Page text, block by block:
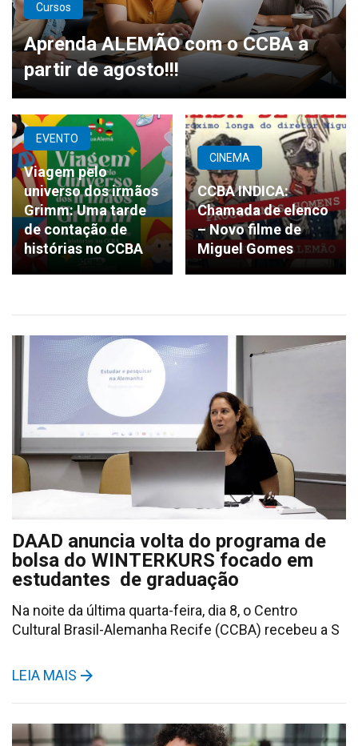
Cursos
Aprenda ALEMÃO com o CCBA a
partir de agosto!!!
EVENTO
Viagem pelo
universo dos irmãos
Grimm: Uma tarde
de contação de
histórias no CCBA
CINEMA
CCBA INDICA:
Chamada de elenco
– Novo filme de
Miguel Gomes
DAAD anuncia volta do programa de
bolsa do WINTERKURS focado em
estudantes de graduação
Na noite da última quarta-feira, dia 8, o Centro
Cultural Brasil-Alemanha Recife (CCBA) recebeu a S
LEIA MAIS